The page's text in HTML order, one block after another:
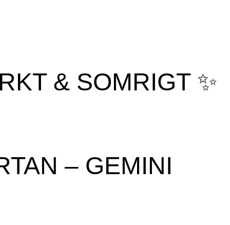
& SOMRIGT ✨
– GEMINI